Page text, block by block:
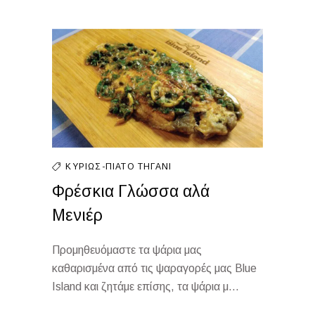
ΚΥΡΊΩΣ-ΠΙΆΤΟΤΗΓΆΝΙ
Φρέσκια Γλώσσα αλά
Μενιέρ
Προμηθευόμαστε τα ψάρια μας
καθαρισμένα από τις ψαραγορές μας Blue
Island και ζητάμε επίσης, τα ψάρια μ...